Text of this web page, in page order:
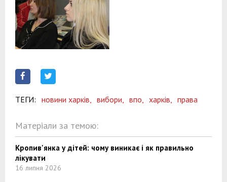
ТЕГИ: новини харків, вибори, впо, харків, права
Матеріали за темою:
Кропив'янка у дітей: чому виникає і як правильно
лікувати
16 липня 2026